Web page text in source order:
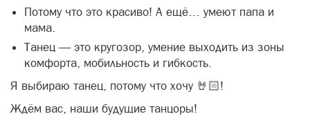
Потому что это красиво! А ещё… умеют папа и
мама.
Танец — это кругозор, умение выходить из зоны
комфорта, мобильность и гибкость.
Я выбираю танец, потому что хочу 🤘🏻!
Ждём вас, наши будущие танцоры!